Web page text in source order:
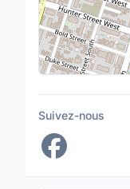
Suivez-nous